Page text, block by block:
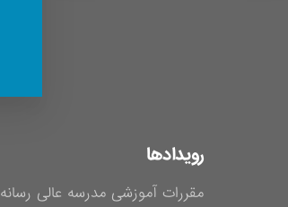
رویدادها
مقررات آموزشی مدرسه عالی رسانه